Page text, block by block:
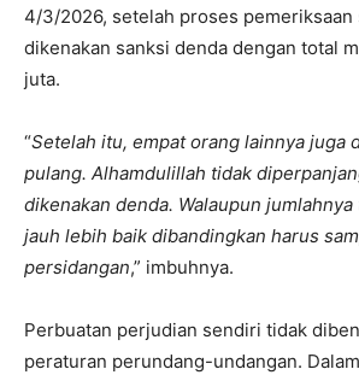
4/3/2026, setelah proses pemeriksaan
dikenakan sanksi denda dengan total
juta.
“Setelah itu, empat orang lainnya juga
pulang. Alhamdulillah tidak
dikenakan denda. Walaupun
jauh lebih baik dibandingkan harus
persidangan,” imbuhnya.
Perbuatan perjudian sendiri tidak
peraturan perundang-undangan.